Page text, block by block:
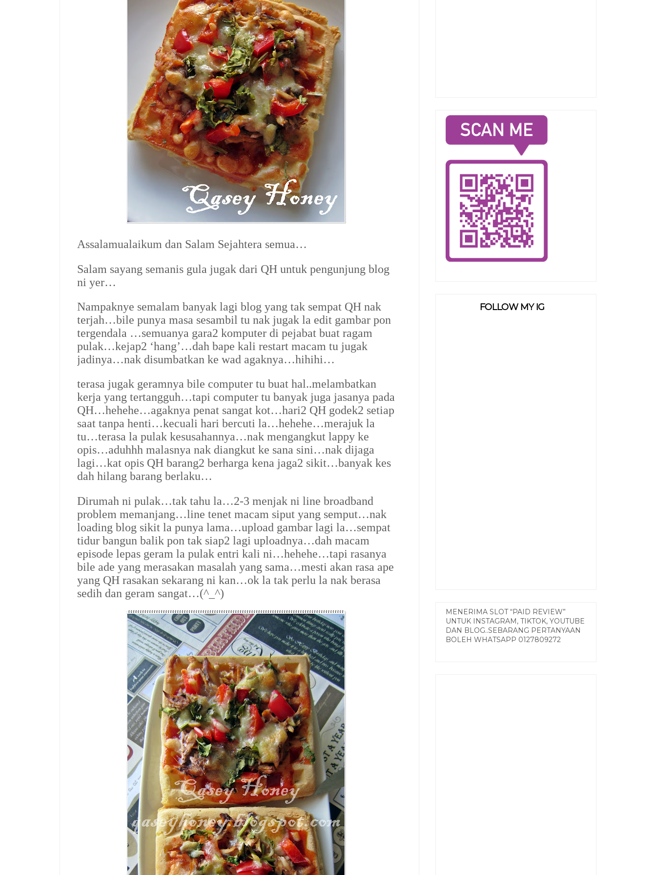
Assalamualaikum dan Salam Sejahtera semua…
Salam sayang semanis gula jugak dari QH untuk pengunjung blog
ni yer…
Nampaknye semalam banyak lagi blog yang tak sempat QH nak
terjah…bile punya masa sesambil tu nak jugak la edit gambar pon
tergendala …semuanya gara2 komputer di pejabat buat ragam
pulak…kejap2 ‘hang’…dah bape kali restart macam tu jugak
jadinya…nak disumbatkan ke wad agaknya…hihihi…
terasa jugak geramnya bile computer tu buat hal..melambatkan
kerja yang tertangguh…tapi computer tu banyak juga jasanya pada
QH…hehehe…agaknya penat sangat kot…hari2 QH godek2 setiap
saat tanpa henti…kecuali hari bercuti la…hehehe…merajuk la
tu…terasa la pulak kesusahannya…nak mengangkut lappy ke
opis…aduhhh malasnya nak diangkut ke sana sini…nak dijaga
lagi…kat opis QH barang2 berharga kena jaga2 sikit…banyak kes
dah hilang barang berlaku…
Dirumah ni pulak…tak tahu la…2-3 menjak ni line broadband
problem memanjang…line tenet macam siput yang semput…nak
loading blog sikit la punya lama…upload gambar lagi la…sempat
tidur bangun balik pon tak siap2 lagi uploadnya…dah macam
episode lepas geram la pulak entri kali ni…hehehe…tapi rasanya
bile ade yang merasakan masalah yang sama…mesti akan rasa ape
yang QH rasakan sekarang ni kan…ok la tak perlu la nak berasa
sedih dan geram sangat…(^_^)
FOLLOW MY IG
MENERIMA SLOT “PAID REVIEW”
UNTUK INSTAGRAM, TIKTOK, YOUTUBE
DAN BLOG..SEBARANG PERTANYAAN
BOLEH WHATSAPP 0127809272